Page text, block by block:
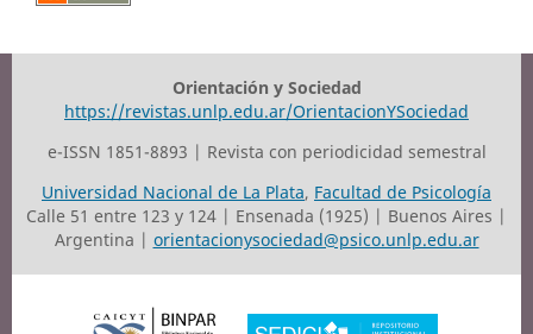
Orientación y Sociedad
https://revistas.unlp.edu.ar/OrientacionYSociedad
e-ISSN 1851-8893 | Revista con periodicidad semestral
Universidad Nacional de La Plata, Facultad de Psicología
Calle 51 entre 123 y 124 | Ensenada (1925) | Buenos Aires |
Argentina | orientacionysociedad@psico.unlp.edu.ar